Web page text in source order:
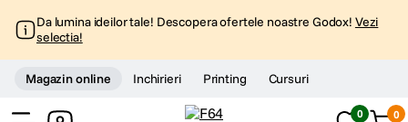
Da lumina ideilor tale! Descopera ofertele noastre Godox! Vezi
selectia!
Magazin online Inchirieri Printing Cursuri
0 0